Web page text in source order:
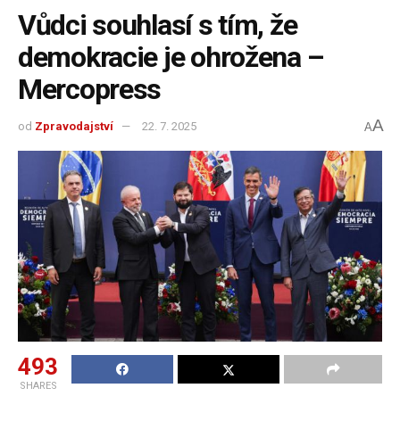
Vůdci souhlasí s tím, že
demokracie je ohrožena –
Mercopress
od Zpravodajství 22. 7. 2025 AA
493
SHARES